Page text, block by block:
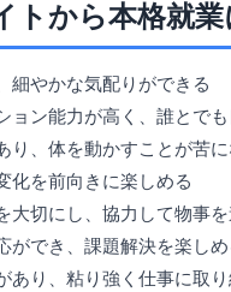
トから本格就
細やかな気配りができる
ョン能力が高く、誰とで
り、体を動かすことが苦
化を前向きに楽しめる
大切にし、協力して物事
ができ、課題解決を楽しめ
あり、粘り強く仕事に取